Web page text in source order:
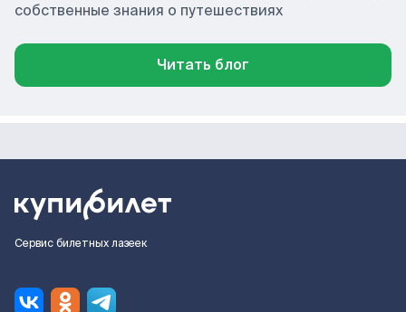
собственные знания о путешествиях
Читать блог
Сервис билетных лазеек